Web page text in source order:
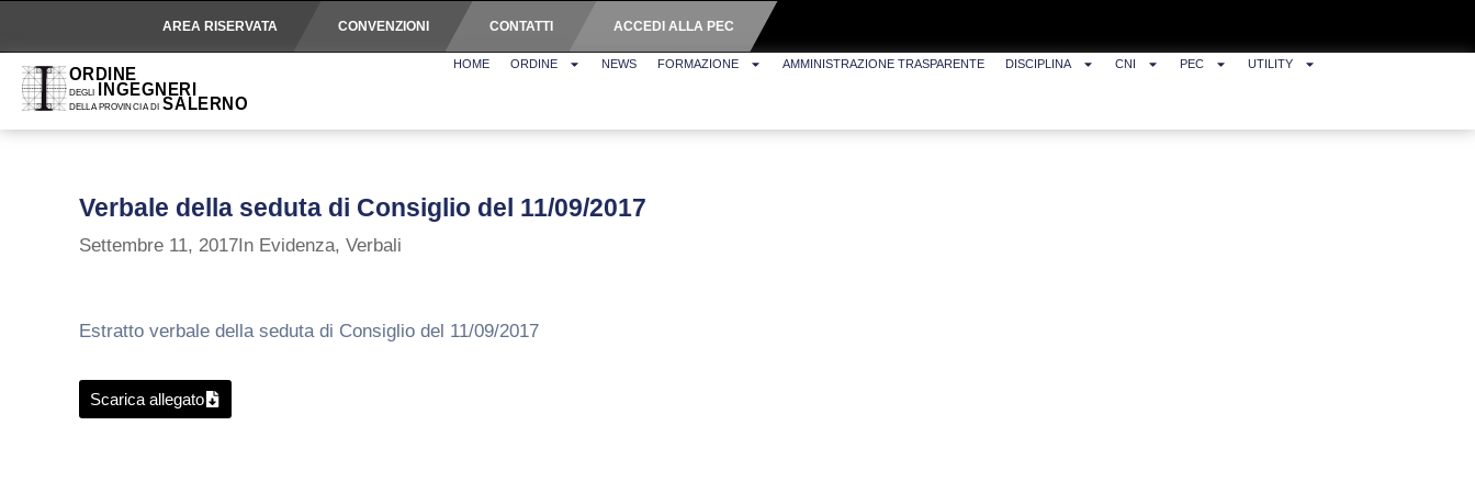
AREA RISERVATA CONVENZIONI CONTATTI ACCEDI ALLA PEC
HOME ORDINE NEWS FORMAZIONE AMMINISTRAZIONE TRASPARENTE DISCIPLINA CNI PEC UTILITY
Verbale della seduta di Consiglio del 11/09/2017
Settembre 11, 2017In Evidenza, Verbali
Estratto verbale della seduta di Consiglio del 11/09/2017
Scarica allegato